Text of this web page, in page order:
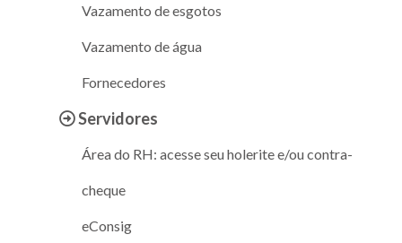
Vazamento de esgotos
Vazamento de água
Fornecedores
Servidores
Área do RH: acesse seu holerite e/ou contra-
cheque
eConsig